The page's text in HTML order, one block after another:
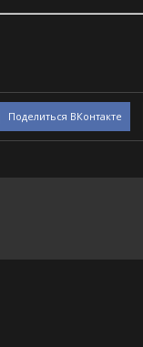
Поделиться ВКонтакте